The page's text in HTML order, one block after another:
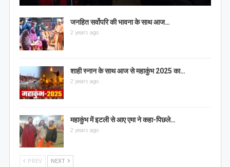
जनहित सर्वोपरि की भावना के साथ आज…
2 years ago
शाही स्नान के साथ आज से महाकुंभ 2025 का…
2 years ago
महाकुंभ में इटली से आए एमा ने कहा-पिछले…
2 years ago
PREV NEXT